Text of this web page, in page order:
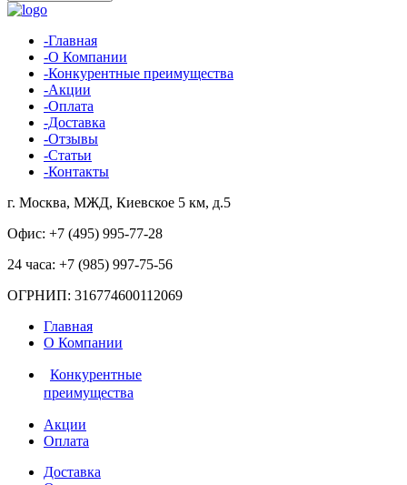
-Главная
-О Компании
-Конкурентные преимущества
-Акции
-Оплата
-Доставка
-Отзывы
-Статьи
-Контакты
г. Москва, МЖД, Киевское 5 км, д.5
Офис: +7 (495) 995-77-28
24 часа: +7 (985) 997-75-56
ОГРНИП: 316774600112069
Главная
О Компании
Конкурентные
преимущества
Акции
Оплата
Доставка